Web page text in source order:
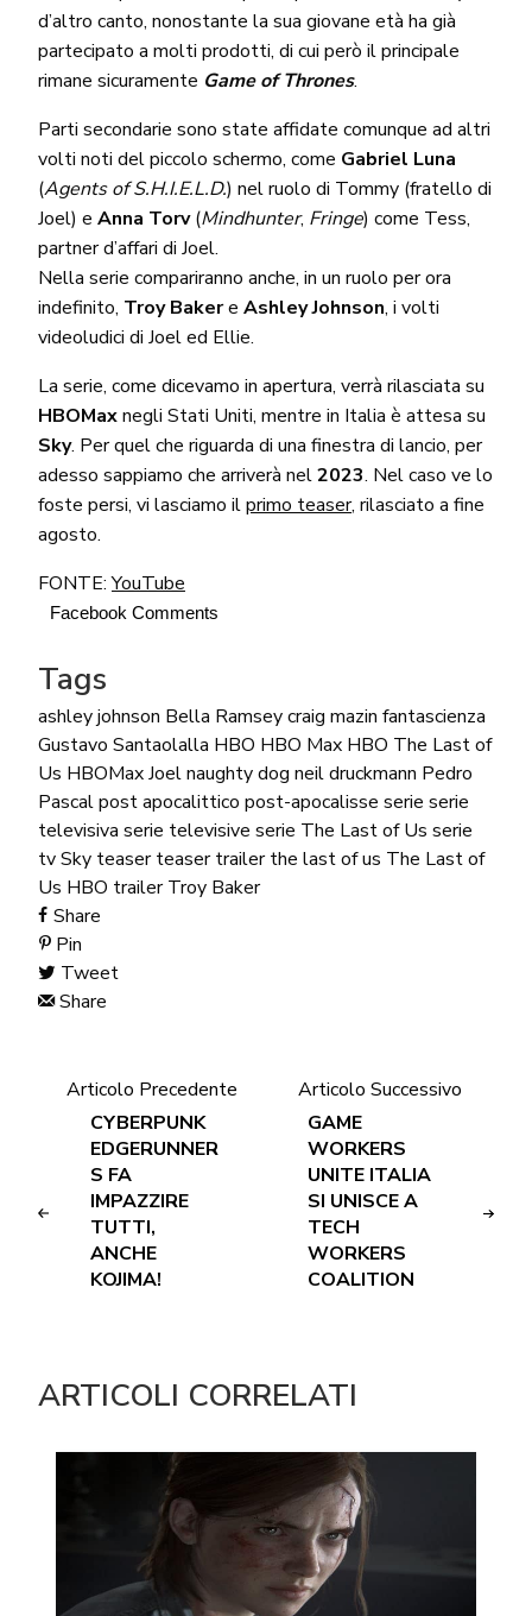
d’altro canto, nonostante la sua giovane età ha già
partecipato a molti prodotti, di cui però il principale
rimane sicuramente Game of Thrones.
Parti secondarie sono state affidate comunque ad altri
volti noti del piccolo schermo, come Gabriel Luna
(Agents of S.H.I.E.L.D.) nel ruolo di Tommy (fratello di
Joel) e Anna Torv(Mindhunter, Fringe) come Tess,
partner d’affari di Joel.
Nella serie compariranno anche, in un ruolo per ora
indefinito, Troy BakereAshley Johnson, i volti
videoludici di Joel ed Ellie.
La serie, come dicevamo in apertura, verrà rilasciata su
HBOMaxnegli Stati Uniti, mentre in Italia è attesa su
Sky. Per quel che riguarda di una finestra di lancio, per
adesso sappiamo che arriverà nel2023. Nel caso ve lo
foste persi, vi lasciamo ilprimo teaser, rilasciato a fine
agosto.
FONTE:YouTube
Facebook Comments
Tags
ashley johnson Bella Ramseycraig mazin fantascienza
Gustavo Santaolalla HBO HBO Max HBO The Last of
Us HBOMaxJoelnaughty dog neil druckmann Pedro
Pascalpost apocalittico post-apocalisse serie serie
televisiva serie televisive serie The Last of Us serie
tvSky teaser teaser trailer the last of us The Last of
Us HBO trailer Troy Baker
Share
Pin
Tweet
Share
Articolo Precedente
CYBERPUNK
EDGERUNNER
S FA
IMPAZZIRE
TUTTI,
ANCHE
KOJIMA!
Articolo Successivo
GAME
WORKERS
UNITE ITALIA
SI UNISCE A
TECH
WORKERS
COALITION
ARTICOLI CORRELATI